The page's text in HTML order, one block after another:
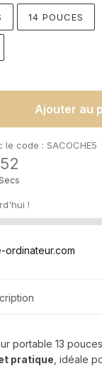
14 POUCES
Ajouter au
code : SACOCHE5
52
!
portable 13
pratique , idéale